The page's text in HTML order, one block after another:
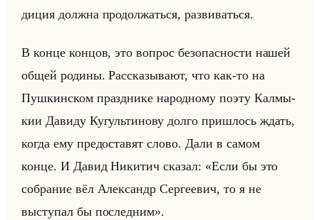
ди­ция долж­на про­дол­жаться, раз­ви­ваться.
В конце кон­цов, это во­прос без­опас­но­сти нашей
общей ро­ди­ны. Рас­ска­зы­ва­ют, что как-то на
Пуш­кин­ском празд­ни­ке на­род­но­му поэту Кал­мы­
кии Да­ви­ду Ку­гульти­но­ву долго при­шлось ждать,
когда ему предо­ста­вят слово. Дали в самом
конце. И Давид Ни­ки­тич ска­зал: «Если бы это
собрание вёл Александр Сергеевич, то я не
выступал бы последним».